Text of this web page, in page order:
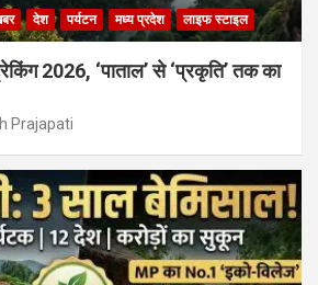
देश पर्यटन मध्य प्रदेश लाइफ स्टाइल
2026, ‘पाताल’ से ‘प्रकृति’ तक का
Prajapati